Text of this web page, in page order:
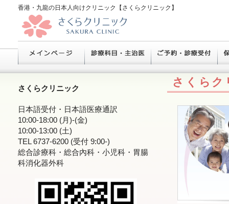
香港・九龍の日本人向けクリニック【さくらクリニック】
さくら
さくらクリニック
日本語受付・日本語医療通訳
10:00-18:00 (月)-(金)
10:00-13:00 (土)
TEL 6737-6200 (受付 9:00-)
総合診療科・総合內科・小児科・胃腸
科消化器外科